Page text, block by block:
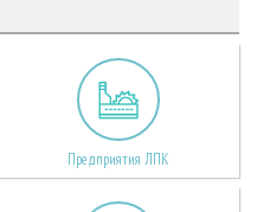
Предприятия ЛПК